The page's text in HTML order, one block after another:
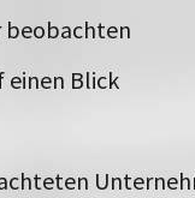
beobachten
einen Blick